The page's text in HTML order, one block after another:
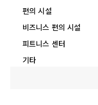
편의 시설
비즈니스 편의 시설
피트니스 센터
기타